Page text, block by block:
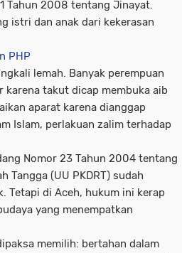
Tahun 2008 tentang Jinayat.
istri dan anak dari kekerasan
PHP
lemah. Banyak perempuan
karena takut dicap membuka aib
aparat karena dianggap
Islam, perlakuan zalim terhadap
Nomor 23 Tahun 2004 tentang
Tangga (UU PKDRT) sudah
Tetapi di Aceh, hukum ini kerap
yang menempatkan
memilih: bertahan dalam